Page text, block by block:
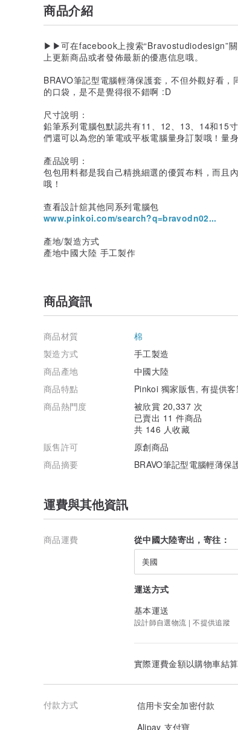
商品介紹
▶▶可在facebook上搜索“Bravostudiodesign”
上更新商品或者發佈最新的優惠信息哦。
BRAVO筆記型電腦輕薄保護套，不但外觀好看
的口袋，是不是覺得很不錯啊 :D
尺寸說明：
鉛筆系列電腦包默認共有11、12、13、14和15
們還可以為您的筆電或平板電腦量身訂製哦！量
產品說明：
包包用料都是我自己精挑細選的優質布料，而且
哦！
查看設計舘其他同系列電腦包
www.pinkoi.com/search?q=bravodn02...
產地/製造方式
產地中國大陸 手工製作
商品資訊
商品材質
棉
製造方式
手工製造
商品產地
中國大陸
商品特點
Pinkoi 獨家販售, 有提供客
商品熱門度
被欣賞 20,337 次
已賣出 11 件商品
共 146 人收藏
販售許可
原創商品
商品摘要
BRAVO筆記型電腦輕薄保
運費與其他資訊
商品運費 從中國大陸寄出，寄往：
美國
運送方式
基本運送
設計師自選物流 | 不提供追蹤
實際運費金額以購物車結
付款方式
信用卡安全加密付款
Alipay 支付寶